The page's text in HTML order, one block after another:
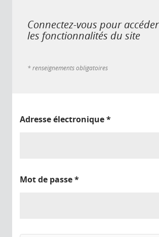
Connectez-vous pour
les fonctionnalités du site
* renseignements obligatoires
Adresse électronique*
Mot de passe*